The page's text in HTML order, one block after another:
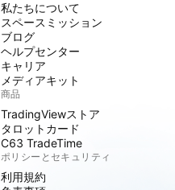
私たちについて
スペースミッション
ブログ
ヘルプセンター
キャリア
メディアキット
商品
TradingViewストア
タロットカード
C63 TradeTime
ポリシーとセキュリティ
利用規約